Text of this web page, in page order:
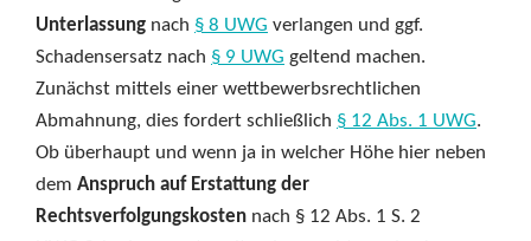
Unterlassung nach § 8 UWG verlangen und ggf.
Schadensersatz nach § 9 UWG geltend machen.
Zunächst mittels einer wettbewerbsrechtlichen
Abmahnung, dies fordert schließlich § 12 Abs. 1 UWG.
Ob überhaupt und wenn ja in welcher Höhe hier neben
dem Anspruch auf Erstattung der
Rechtsverfolgungskosten nach § 12 Abs. 1 S. 2